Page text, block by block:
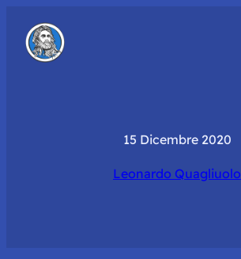
15 Dicembre 2020
Leonardo Quagliuolo